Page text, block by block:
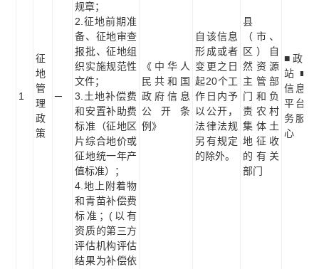
1
征
地
管
理
政
策
─
规章；
2.征地前期准
备、征地审查
报批、征地组
织实施规范性
文件；
3.土地补偿费
和安置补助费
标准（征地区
片综合地价或
征地统一年产
值标准）；
4.地上附着物
和青苗补偿费
标准；(以有
资质的第三方
评估机构评估
结果为补偿依
《中华人
民共和国
政府信息
公开条
例》
自该信息
形成或者
变更之日
起20个工
作日内予
以公开，
法律法规
另有规定
的除外。
县
（市、
区）自
然资源
主管部
门和负
责农村
集体土
地征收
的有关
部门
■政府
站 ■征
信息
平台 ■
务服
心